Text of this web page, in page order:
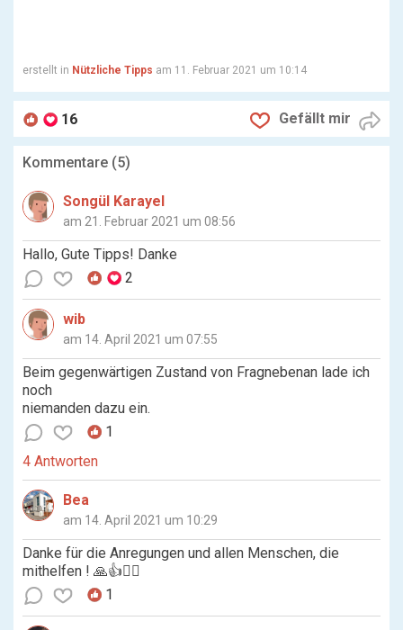
erstellt in Nützliche Tipps am 11. Februar 2021 um 10:14
Gefällt mir
16
Kommentare (5)
Songül Karayel
am 21. Februar 2021 um 08:56
Hallo, Gute Tipps! Danke
2
wib
am 14. April 2021 um 07:55
Beim gegenwärtigen Zustand von Fragnebenan lade ich
noch
niemanden dazu ein.
1
4 Antworten
Bea
am 14. April 2021 um 10:29
Danke für die Anregungen und allen Menschen, die
mithelfen ! 🙏👍🙋‍♀️
1